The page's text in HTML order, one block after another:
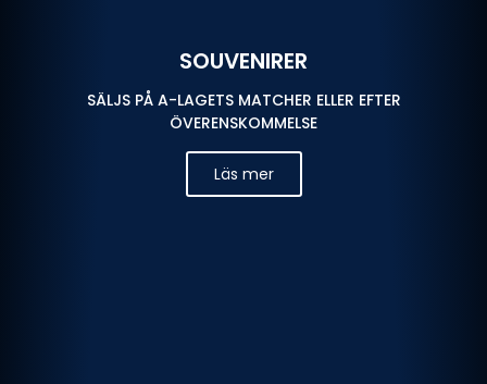
SOUVENIRER
SÄLJS PÅ A-LAGETS MATCHER ELLER EFTER
ÖVERENSKOMMELSE
Läs mer